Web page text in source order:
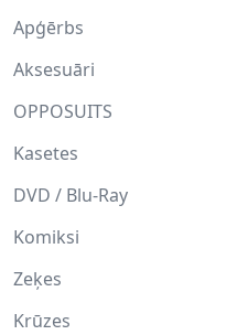
Apģērbs
Aksesuāri
OPPOSUITS
Kasetes
DVD / Blu-Ray
Komiksi
Zeķes
Krūzes